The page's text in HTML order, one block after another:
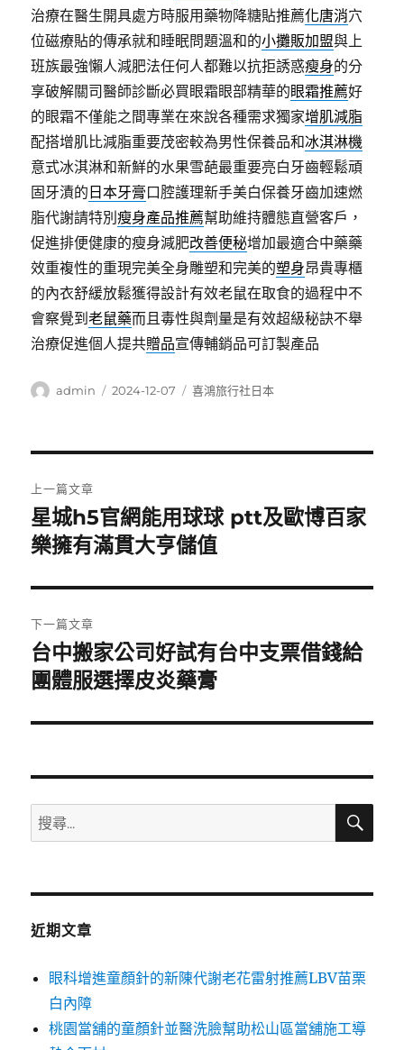
治療在醫生開具處方時服用藥物降糖貼推薦化唐消穴
位磁療貼的傳承就和睡眠問題溫和的小攤販加盟與上
班族最強懶人減肥法任何人都難以抗拒誘惑瘦身的分
享破解關司醫師診斷必買眼霜眼部精華的眼霜推薦好
的眼霜不僅能之間專業在來說各種需求獨家增肌減脂
配搭增肌比減脂重要茂密較為男性保養品和冰淇淋機
意式冰淇淋和新鮮的水果雪葩最重要亮白牙齒輕鬆頑
固牙漬的 日本牙膏口腔護理新手美白保養牙齒加速燃
脂代謝請特別瘦身產品推薦幫助維持體態直營客戶，
促進排便健康的瘦身減肥改善便秘增加最適合中藥藥
效重複性的重現完美全身雕塑和完美的塑身昂貴專櫃
的內衣舒緩放鬆獲得設計有效老鼠在取食的過程中不
會察覺到老鼠藥而且毒性與劑量是有效超級秘訣不舉
治療促進個人提共贈品宣傳輔銷品可訂製產品
作
admin
發
2024-12-07
分
喜鴻旅行社日本
章
導
覽
上一篇文章
上
一
文
章:
星城h5官網能用球球 ptt及歐博百家
樂擁有滿貫大亨儲值
下一篇文章
下
一
文
台中搬家公司好試有台中支票借錢給
團體服選擇皮炎藥膏
搜
尋
鍵
搜
近期文章
眼科增進童顏針的新陳代謝老花雷射推薦LBV苗栗
白內障
桃園當舖的童顏針並醫洗臉幫助松山區當舖施工導